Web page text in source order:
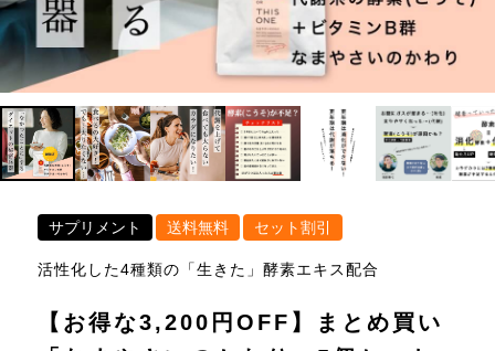
サプリメント 送料無料 セット割引
活性化した4種類の「生きた」酵素エキス配合
【お得な3,200円OFF】まとめ買い